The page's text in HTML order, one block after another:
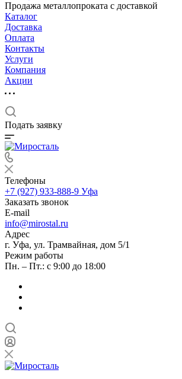
Продажа металлопроката с доставкой
Каталог
Доставка
Оплата
Контакты
Услуги
Компания
Акции
Подать заявку
Телефоны
+7 (927) 933-888-9 Уфа
Заказать звонок
E-mail
info@mirostal.ru
Адрес
г. Уфа, ул. Трамвайная, дом 5/1
Режим работы
Пн. – Пт.: с 9:00 до 18:00